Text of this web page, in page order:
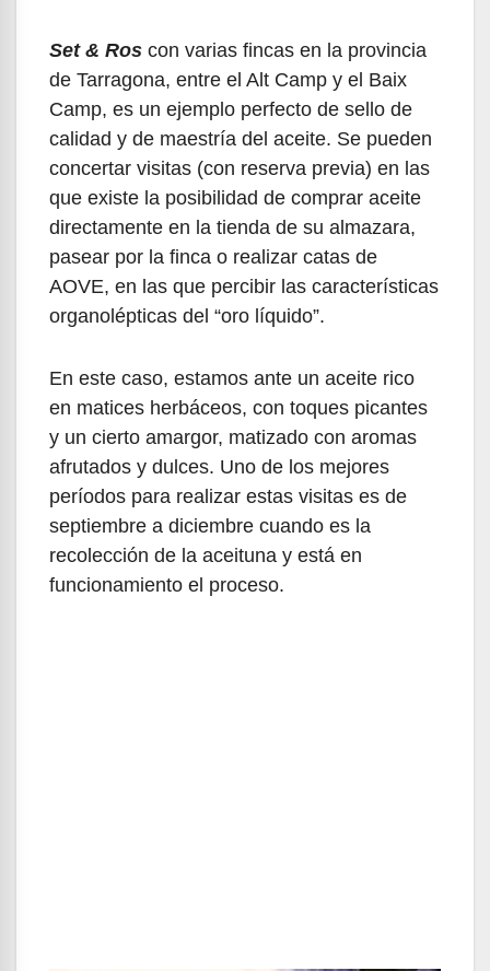
Set & Ros con varias fincas en la provincia
de Tarragona, entre el Alt Camp y el Baix
Camp, es un ejemplo perfecto de sello de
calidad y de maestría del aceite. Se pueden
concertar visitas (con reserva previa) en las
que existe la posibilidad de comprar aceite
directamente en la tienda de su almazara,
pasear por la finca o realizar catas de
AOVE, en las que percibir las características
organolépticas del “oro líquido”.
En este caso, estamos ante un aceite rico
en matices herbáceos, con toques picantes
y un cierto amargor, matizado con aromas
afrutados y dulces. Uno de los mejores
períodos para realizar estas visitas es de
septiembre a diciembre cuando es la
recolección de la aceituna y está en
funcionamiento el proceso.